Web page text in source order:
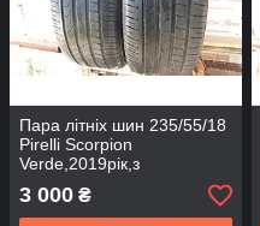
Пара літніх шин 235/55/18
Pirelli Scorpion
Verde,2019рік,з
Германії,без пробігу по
Україні
3 000 ₴